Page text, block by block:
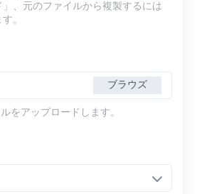
、元のファイルから複製するには
。
ブラウズ
をアップロードします。